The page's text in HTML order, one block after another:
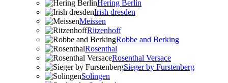
Hering Berlin
Irish dresden
Meissen
Ritzenhoff
Robbe and Berking
Rosenthal
Rosenthal Versace
Sieger by Furstenberg
Solingen